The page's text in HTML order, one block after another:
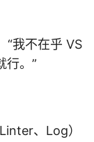
“我不在乎 VS
行。”
、Log）